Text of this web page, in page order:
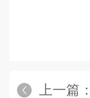
上一篇：